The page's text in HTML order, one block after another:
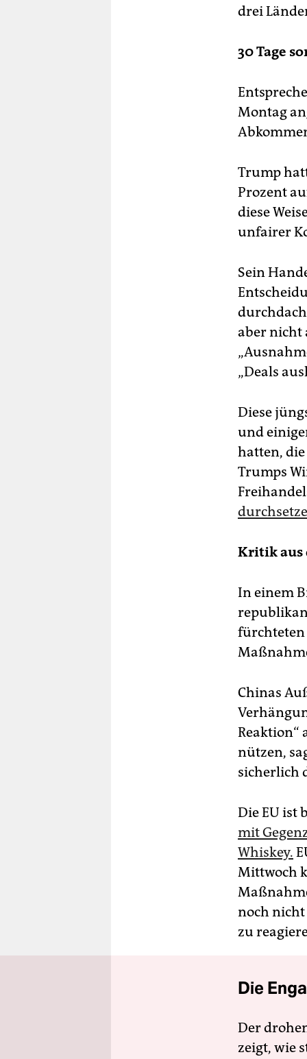
drei
30 Tage
Montag
Trump
Prozent
diese
unfairer
Sein
aber nicht
„Deals
Diese
und
hatten,
Trumps
Kritik aus
In einem
fürchteten
Chinas
Reaktion“
nützen,
sicherlich
Die EU ist
mit
Whiskey.
Mittwoch
noch nicht
zu
Die
Der
zeigt, wie